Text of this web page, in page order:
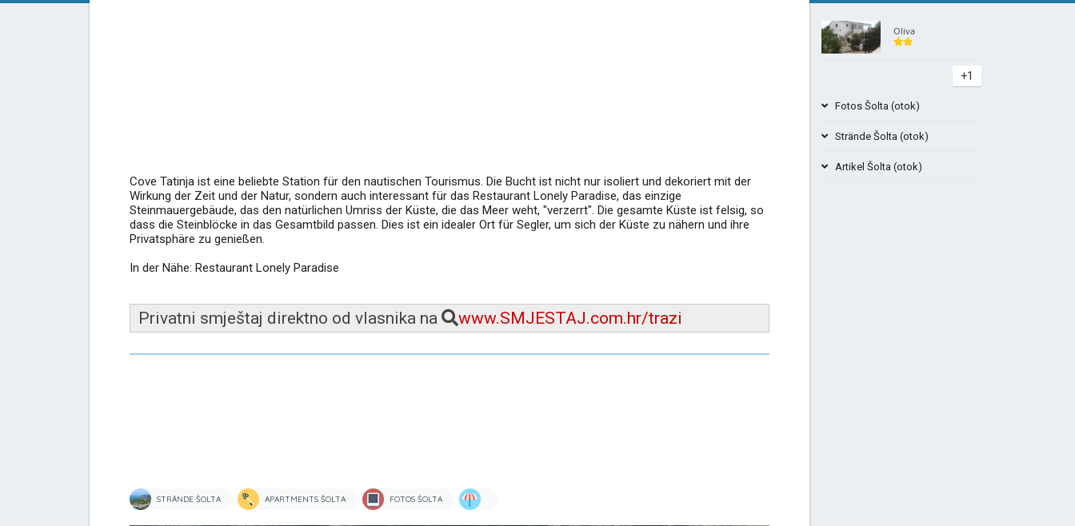
Cove Tatinja ist eine beliebte Station für den nautischen Tourismus. Die Bucht ist nicht nur isoliert und dekoriert mit der
Wirkung der Zeit und der Natur, sondern auch interessant für das Restaurant Lonely Paradise, das einzige
Steinmauergebäude, das den natürlichen Umriss der Küste, die das Meer weht, "verzerrt". Die gesamte Küste ist felsig, so
dass die Steinblöcke in das Gesamtbild passen. Dies ist ein idealer Ort für Segler, um sich der Küste zu nähern und ihre
Privatsphäre zu genießen.
In der Nähe: Restaurant Lonely Paradise
Privatni smještaj direktno od vlasnika na www.SMJESTAJ.com.hr/trazi
STRÄNDE ŠOLTA APARTMENTS ŠOLTA FOTOS ŠOLTA
Oliva
+1
Fotos Šolta (otok)
Strände Šolta (otok)
Artikel Šolta (otok)